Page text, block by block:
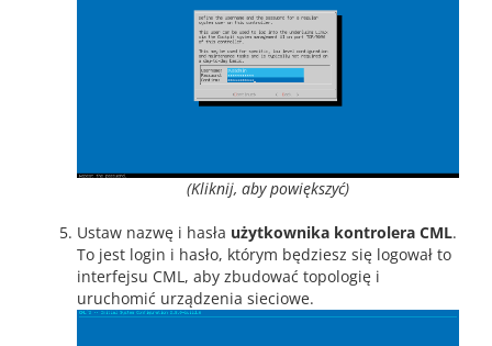
(Kliknij, aby powiększyć)
Ustaw nazwę i hasła użytkownika kontrolera CML.
To jest login i hasło, którym będziesz się logował to
interfejsu CML, aby zbudować topologię i
uruchomić urządzenia sieciowe.